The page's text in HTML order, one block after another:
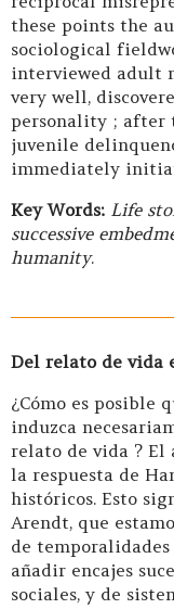
these points the
sociological
interviewed adult
very well,
personality ; after
juvenile
immediately
Key Words: Life
successive
humanity.
Del relato de vida
¿Cómo es posible
induzca
relato de vida ? El
la respuesta de
históricos. Esto
Arendt, que
de temporalidades
añadir encajes
sociales, y de